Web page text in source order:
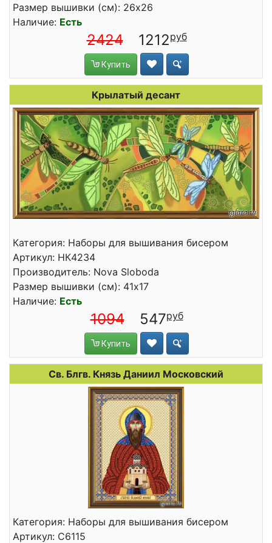
Размер вышивки (см): 26x26
Наличие: Есть
2424 1212
Купить
Крылатый десант
Категория: Наборы для вышивания бисером
Артикул: НК4234
Производитель: Nova Sloboda
Размер вышивки (см): 41x17
Наличие: Есть
1094 547
Купить
Св. Блгв. Князь Даниил Московский
Категория: Наборы для вышивания бисером
Артикул: C6115